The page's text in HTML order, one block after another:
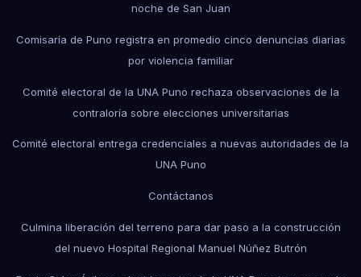
noche de San Juan
Comisaría de Puno registra en promedio cinco denuncias diarias
por violencia familiar
Comité electoral de la UNA Puno rechaza observaciones de la
contraloría sobre elecciones universitarias
Comité electoral entrega credenciales a nuevas autoridades de la
UNA Puno
Contáctanos
Culmina liberación del terreno para dar paso a la construcción
del nuevo Hospital Regional Manuel Núñez Butrón